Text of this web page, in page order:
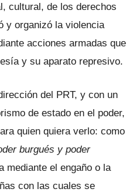
cultural, de los derechos
y organizó la violencia
acciones armadas que
y su aparato represivo.
del PRT, y con un
de estado en el poder,
quien quiera verlo: como
burgués y poder
mediante el engaño o la
con las cuales se